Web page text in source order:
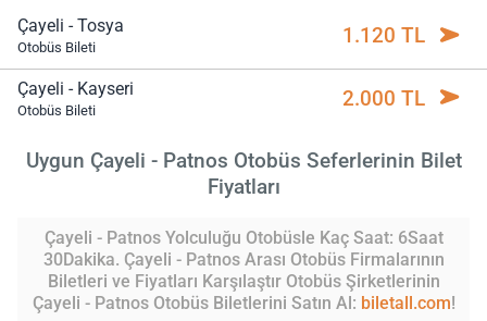
Çayeli - Tosya
Otobüs Bileti 1.120 TL
Çayeli - Kayseri
Otobüs Bileti 2.000 TL
Uygun Çayeli - Patnos Otobüs Seferlerinin Bilet
Fiyatları
Çayeli - Patnos Yolculuğu Otobüsle Kaç Saat: 6Saat
30Dakika. Çayeli - Patnos Arası Otobüs Firmalarının
Biletleri ve Fiyatları Karşılaştır Otobüs Şirketlerinin
Çayeli - Patnos Otobüs Biletlerini Satın Al: biletall.com!